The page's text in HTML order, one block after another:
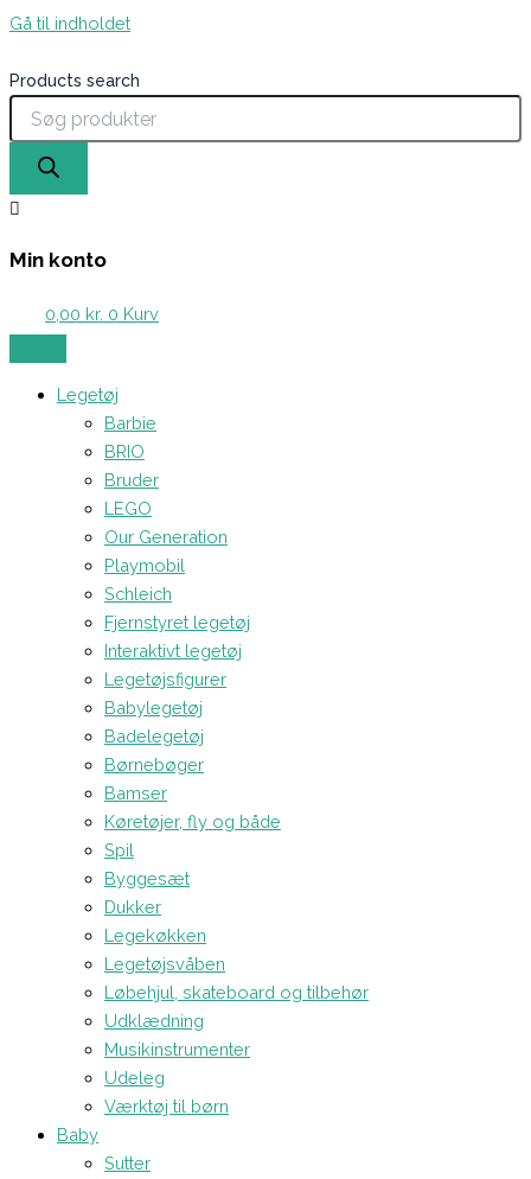
Gå til indholdet
Products search
Min konto
0,00 kr. 0 Kurv
Legetøj
Barbie
BRIO
Bruder
LEGO
Our Generation
Playmobil
Schleich
Fjernstyret legetøj
Interaktivt legetøj
Legetøjsfigurer
Babylegetøj
Badelegetøj
Børnebøger
Bamser
Køretøjer, fly og både
Spil
Byggesæt
Dukker
Legekøkken
Legetøjsvåben
Løbehjul, skateboard og tilbehør
Udklædning
Musikinstrumenter
Udeleg
Værktøj til børn
Baby
Sutter